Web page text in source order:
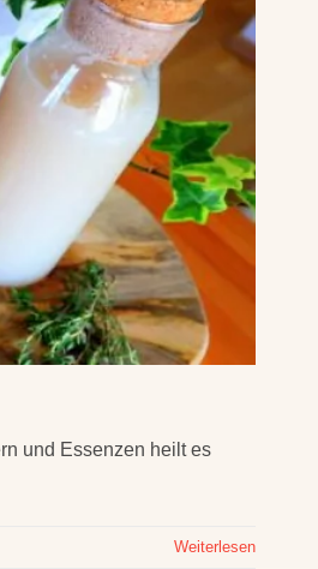
und Essenzen heilt es
Weiterlesen